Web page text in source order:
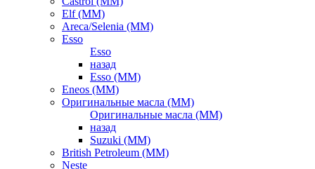
Elf (ММ)
Areca/Selenia (ММ)
Esso
Esso
назад
Esso (ММ)
Eneos (ММ)
Оригинальные масла (ММ)
Оригинальные масла (ММ)
назад
Suzuki (ММ)
British Petroleum (ММ)
Neste